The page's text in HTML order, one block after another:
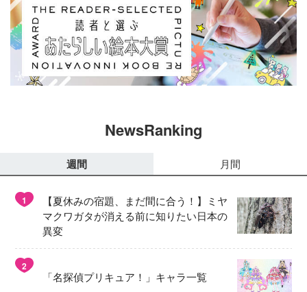
NewsRanking
週間 月間
1
【夏休みの宿題、まだ間に合う！】ミヤ
マクワガタが消える前に知りたい日本の
異変
2
「名探偵プリキュア！」キャラ一覧